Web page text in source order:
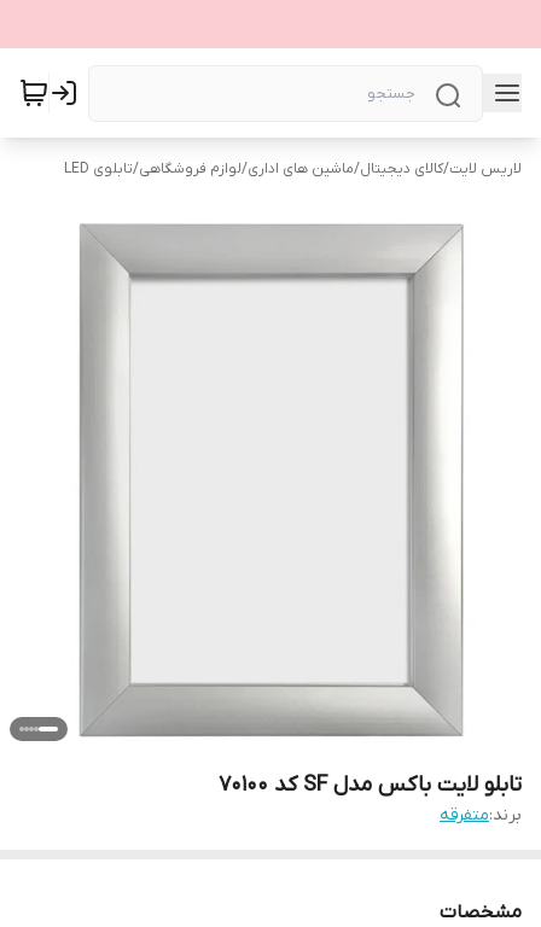
لاریس لایت/کالای دیجیتال/ماشین های اداری/لوازم فروشگاهی/تابلوی LED
تابلو لایت باکس مدل SF کد 70100
برند:متفرقه
مشخصات